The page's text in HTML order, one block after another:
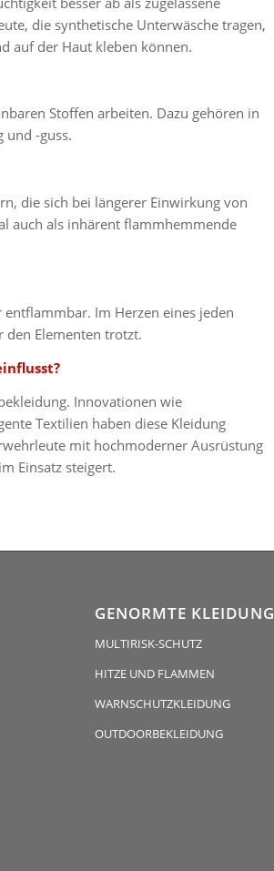
die synthetische Unterwäsche tragen,
auf der Haut kleben können.
Stoffen arbeiten. Dazu gehören in
und -guss.
die sich bei längerer Einwirkung von
auch als inhärent flammhemmende
Im Herzen eines jeden
den Elementen trotzt.
Innovationen wie
Textilien haben diese Kleidung
mit hochmoderner Ausrüstung
Einsatz steigert.
GENORMTE KLEIDUNG
MULTIRISK-SCHUTZ
HITZE UND FLAMMEN
WARNSCHUTZKLEIDUNG
OUTDOORBEKLEIDUNG